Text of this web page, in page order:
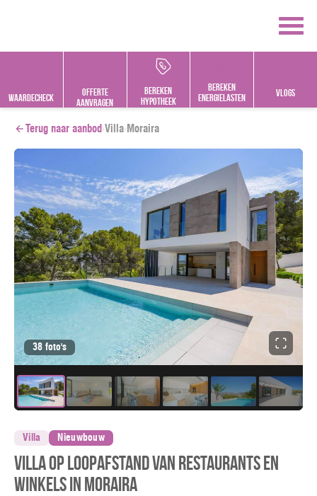
Terug naar aanbod›Villa› Moraira
38 foto's
Villa Nieuwbouw
Villa op loopafstand van restaurants en
winkels in Moraira
Waardecheck
offerte
aanvragen
bereken
hypotheek
Bereken
energielasten
vlogs